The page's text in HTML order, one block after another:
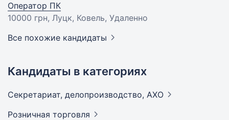
Оператор ПК
10000 грн, Луцк, Ковель, Удаленно
Все похожие кандидаты
Кандидаты в категориях
Секретариат, делопроизводство, АХО
Розничная торговля